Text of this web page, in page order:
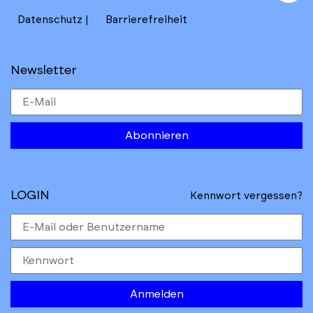
Datenschutz Barrierefreiheit
Newsletter
Abonnieren
LOGIN Kennwort vergessen?
Anmelden